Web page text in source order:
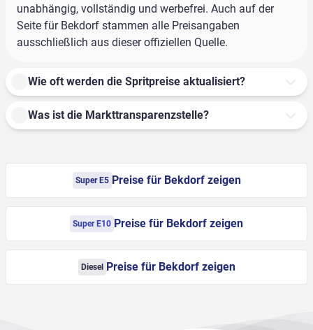
unabhängig, vollständig und werbefrei. Auch auf der
Seite für Bekdorf stammen alle Preisangaben
ausschließlich aus dieser offiziellen Quelle.
Wie oft werden die Spritpreise aktualisiert?
Was ist die Markttransparenzstelle?
Super E5 Preise für Bekdorf zeigen
Super E10 Preise für Bekdorf zeigen
Diesel Preise für Bekdorf zeigen